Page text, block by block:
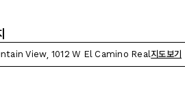
View, 1012 W El Camino Real지도보기